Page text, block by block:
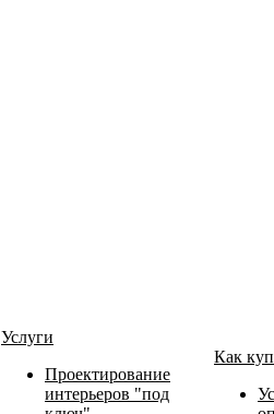
Услуги
Проектирование
интерьеров "под
Как